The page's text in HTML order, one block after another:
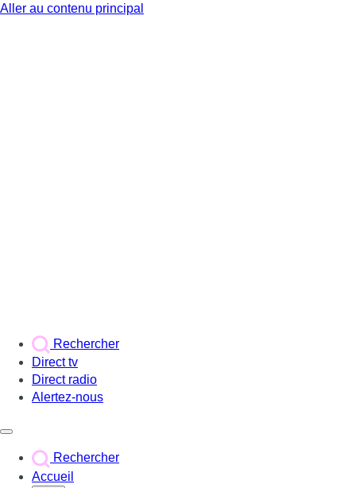
Aller au contenu principal
Rechercher
Direct tv
Direct radio
Alertez-nous
Rechercher
Accueil